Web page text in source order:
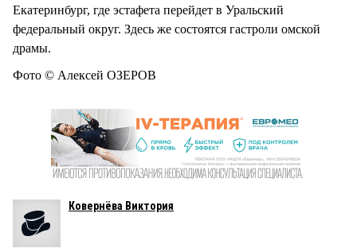
Екатеринбург, где эстафета перейдет в Уральский
федеральный округ. Здесь же состоятся гастроли омской
драмы.
Фото © Алексей ОЗЕРОВ
Ковернёва Виктория